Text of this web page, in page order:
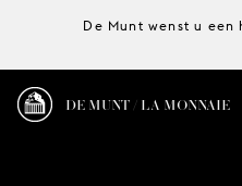
De Munt wenst u
DE MUNT / LA MONNAIE